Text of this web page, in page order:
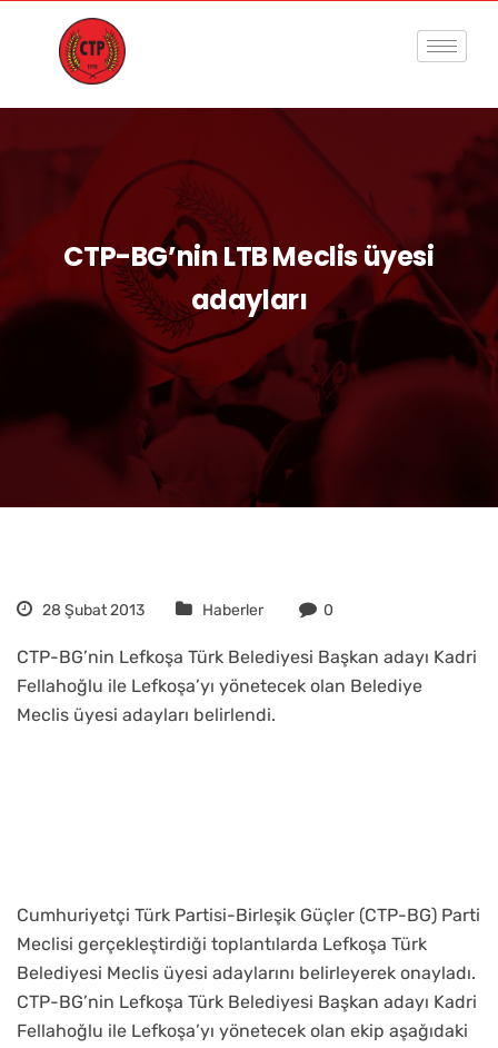
CTP-BG’nin LTB Meclis üyesi
adayları
28 Şubat 2013 Haberler 0
CTP-BG’nin Lefkoşa Türk Belediyesi Başkan adayı Kadri
Fellahoğlu ile Lefkoşa’yı yönetecek olan Belediye
Meclis üyesi adayları belirlendi.
Cumhuriyetçi Türk Partisi-Birleşik Güçler (CTP-BG) Parti
Meclisi gerçekleştirdiği toplantılarda Lefkoşa Türk
Belediyesi Meclis üyesi adaylarını belirleyerek onayladı.
CTP-BG’nin Lefkoşa Türk Belediyesi Başkan adayı Kadri
Fellahoğlu ile Lefkoşa’yı yönetecek olan ekip aşağıdaki